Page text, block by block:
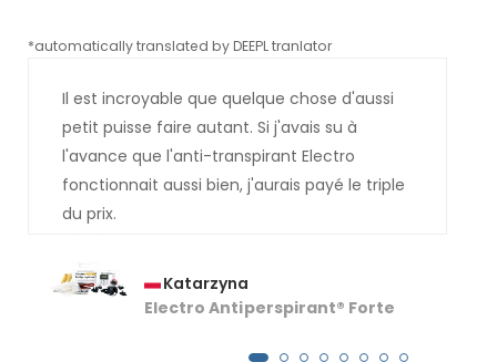
*automatically translated by DEEPL tranlator
Il est incroyable que quelque chose d'aussi
petit puisse faire autant. Si j'avais su à
l'avance que l'anti-transpirant Electro
fonctionnait aussi bien, j'aurais payé le triple
du prix.
Katarzyna
Electro Antiperspirant® Forte